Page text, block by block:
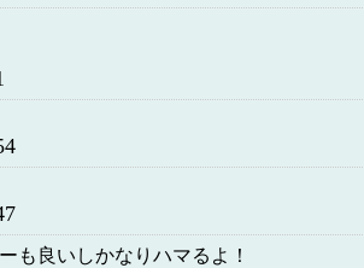
も良いしかなりハマるよ！